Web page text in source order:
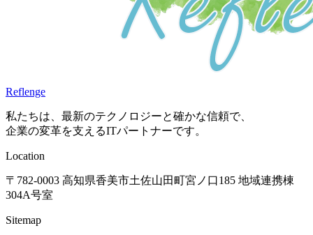
Reflenge
私たちは、最新のテクノロジーと確かな信頼で、
企業の変革を支えるITパートナーです。
Location
〒782-0003 高知県香美市土佐山田町宮ノ口185 地域連携棟
304A号室
Sitemap